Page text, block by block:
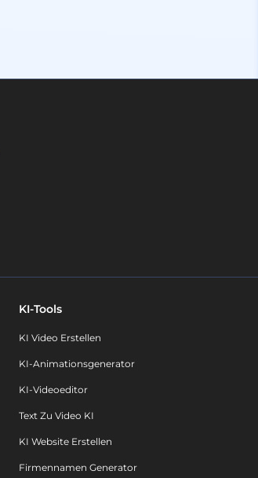
KI-Tools
KI Video Erstellen
KI-Animationsgenerator
KI-Videoeditor
Text Zu Video KI
KI Website Erstellen
Firmennamen Generator